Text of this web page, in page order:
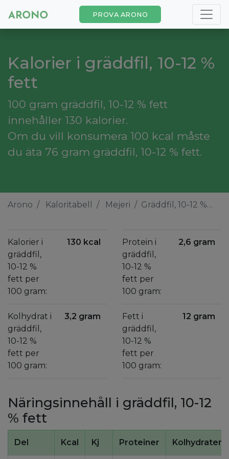
PROVA ARONO
Kalorier i gräddfil, 10-12 %
fett
100 gram gräddfil, 10-12 % fett
innehåller 130 kalorier.
Om du vill konsumera 100 kcal måste
du äta 76 gram gräddfil, 10-12 % fett.
Arono Kaloritabell Mejeri Gräddfil, 10-12 % fett
Kalorier i
gräddfil,
10-12 %
fett per
100 gram:
130 kcal
Kolhydrat i
gräddfil,
10-12 %
fett per
100 gram:
3,2 gram
Protein i
gräddfil,
10-12 %
fett per
100 gram:
2,6 gram
Fett i
gräddfil,
10-12 %
fett per
100 gram:
12 gram
Näringsinnehåll i gräddfil, 10-12
% fett
Del Kcal Kj Proteiner Kolhydrater